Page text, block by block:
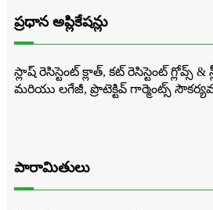
ప్రధాన అప్లికేషన్లు
స్లాష్ రెసిస్టెంట్ క్లాత్, కట్ రెసిస్టెంట్ గ్లోవ్స్
మరియు లగేజీ, ప్రొటెక్టివ్ గార్మెంట్స్
పారామితులు